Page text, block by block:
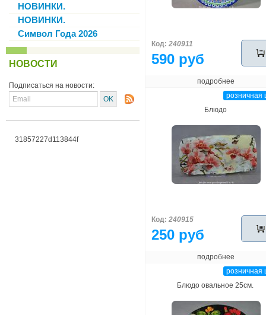
НОВИНКИ.
НОВИНКИ.
Символ Года 2026
НОВОСТИ
Подписаться на новости:
31857227d113844f
Код: 240911
590 руб
подробнее
розничная
Блюдо
Код: 240915
250 руб
подробнее
розничная
Блюдо овальное 25см.